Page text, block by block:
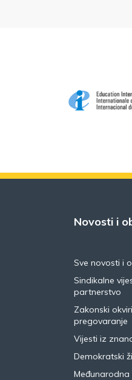
Novosti i
Sve novosti i
Sindikalne
partnerstvo
Zakonski
pregovaranje
Vijesti iz
Demokratski
Međunarodna